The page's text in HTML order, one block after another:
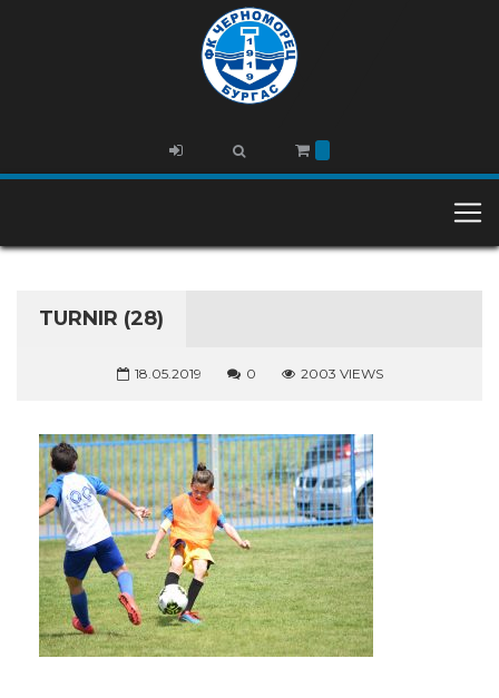
TURNIR (28)
18.05.2019 0 2003 VIEWS